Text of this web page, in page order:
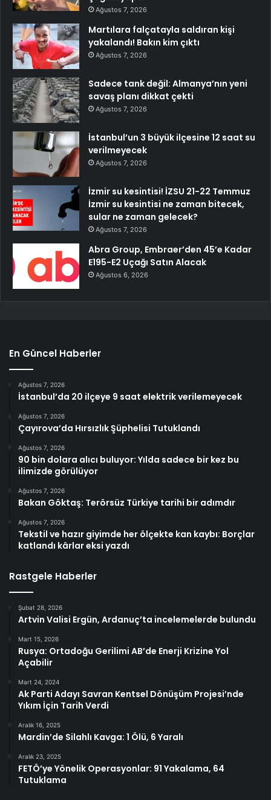
Ağustos 7, 2026
Martılara falçatayla saldıran kişi
yakalandı! Bakın kim çıktı
Ağustos 7, 2026
Sadece tank değil: Almanya’nın yeni
savaş planı dikkat çekti
Ağustos 7, 2026
İstanbul’un 3 büyük ilçesine 12 saat su
verilmeyecek
Ağustos 7, 2026
İzmir su kesintisi! İZSU 21-22 Temmuz
İzmir su kesintisi ne zaman bitecek,
sular ne zaman gelecek?
Ağustos 7, 2026
Abra Group, Embraer’den 45’e Kadar
E195-E2 Uçağı Satın Alacak
Ağustos 6, 2026
En Güncel Haberler
Ağustos 7, 2026
İstanbul’da 20 ilçeye 9 saat elektrik verilemeyecek
Ağustos 7, 2026
Çayırova’da Hırsızlık Şüphelisi Tutuklandı
Ağustos 7, 2026
90 bin dolara alıcı buluyor: Yılda sadece bir kez bu
ilimizde görülüyor
Ağustos 7, 2026
Bakan Göktaş: Terörsüz Türkiye tarihi bir adımdır
Ağustos 7, 2026
Tekstil ve hazır giyimde her ölçekte kan kaybı: Borçlar
katlandı kârlar eksi yazdı
Rastgele Haberler
Şubat 28, 2026
Artvin Valisi Ergün, Ardanuç’ta incelemelerde bulundu
Mart 15, 2026
Rusya: Ortadoğu Gerilimi AB’de Enerji Krizine Yol
Açabilir
Mart 24, 2024
Ak Parti Adayı Savran Kentsel Dönüşüm Projesi’nde
Yıkım İçin Tarih Verdi
Aralık 16, 2025
Mardin’de Silahlı Kavga: 1 Ölü, 6 Yaralı
Aralık 23, 2025
FETÖ’ye Yönelik Operasyonlar: 91 Yakalama, 64
Tutuklama